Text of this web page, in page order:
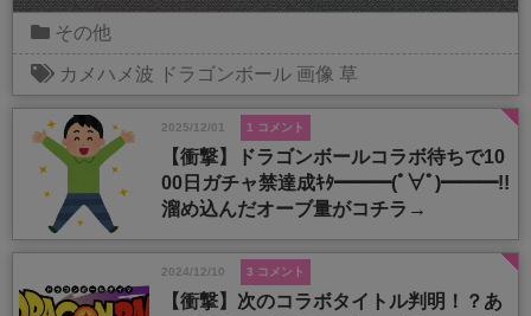
その他
カメハメ波 ドラゴンボール 画像 草
2025/12/01 1 コメント
【衝撃】ドラゴンボールコラボ待ちで10
00日ガチャ禁達成ｷﾀ━━━(ﾟ∀ﾟ)━━━!!
溜め込んだオーブ量がコチラ→
2024/12/10 3 コメント
【衝撃】次のコラボタイトル判明！？あ